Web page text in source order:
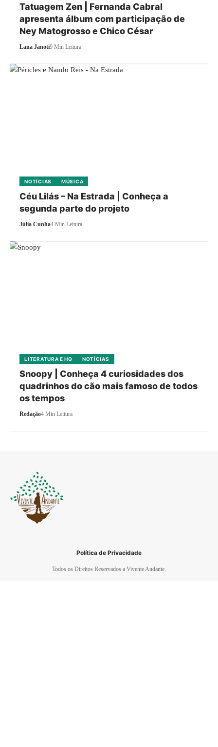
Tatuagem Zen | Fernanda Cabral
apresenta álbum com participação de
Ney Matogrosso e Chico César
Lana Janoti9 Min Leitura
NOTÍCIAS MÚSICA
Céu Lilás – Na Estrada | Conheça a
segunda parte do projeto
Júlia Cunha4 Min Leitura
LITERATURA E HQ NOTÍCIAS
Snoopy | Conheça 4 curiosidades dos
quadrinhos do cão mais famoso de todos
os tempos
Redação4 Min Leitura
Todos os Direitos Reservados a Vivente Andante.
Política de Privacidade